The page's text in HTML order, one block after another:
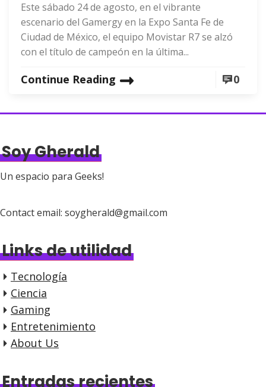
Este sábado 24 de agosto, en el vibrante
escenario del Gamergy en la Expo Santa Fe de
Ciudad de México, el equipo Movistar R7 se alzó
con el título de campeón en la última...
Continue Reading 0
Soy Gherald
Un espacio para Geeks!
Contact email: soygherald@gmail.com
Links de utilidad
Tecnología
Ciencia
Gaming
Entretenimiento
About Us
Entradas recientes